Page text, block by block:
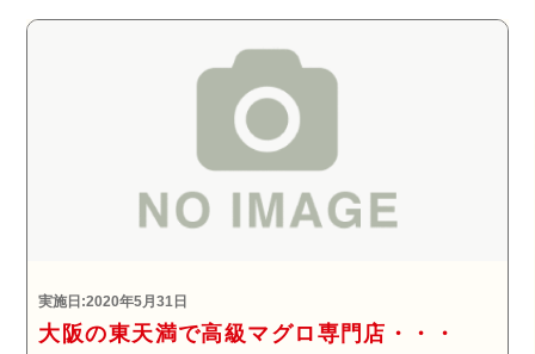
実施日:2020年5月31日
大阪の東天満で高級マグロ専門店・・・